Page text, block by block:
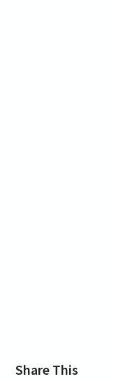
Share This